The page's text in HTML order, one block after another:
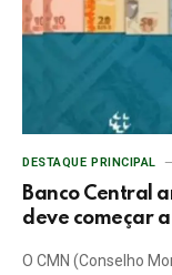
DESTAQUE PRINCIPAL
Banco Central
deve começar
O CMN (Conselho